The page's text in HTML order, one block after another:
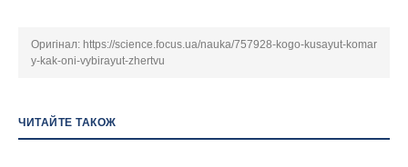
Оригінал: https://science.focus.ua/nauka/757928-kogo-kusayut-komar
y-kak-oni-vybirayut-zhertvu
ЧИТАЙТЕ ТАКОЖ